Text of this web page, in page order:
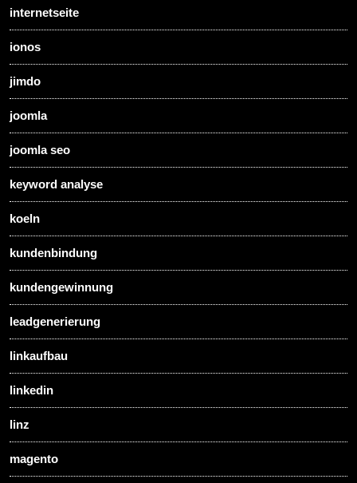
internetseite
ionos
jimdo
joomla
joomla seo
keyword analyse
koeln
kundenbindung
kundengewinnung
leadgenerierung
linkaufbau
linkedin
linz
magento